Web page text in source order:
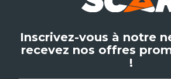
Inscrivez-vous à notre
recevez nos offres
!